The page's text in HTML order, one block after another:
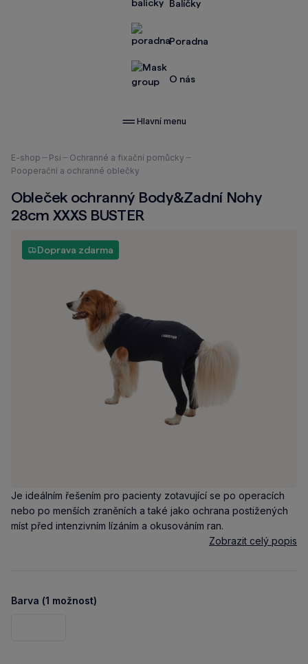
Balíčky
Poradna
O nás
Hlavní menu
Nacházíte
se
E-shop Psi
Ochranné a fixační pomůcky
Pooperační a ochranné oblečky
Obleček ochranný Body&Zadní Nohy
28cm XXXS BUSTER
Doprava zdarma
Je ideálním řešením pro pacienty zotavující se po operacích
nebo po menších zraněních a také jako ochrana postižených
míst před intenzivním lízáním a okusováním ran.
Zobrazit celý popis
Barva (1 možnost)